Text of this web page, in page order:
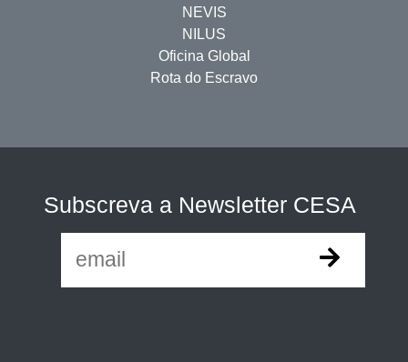
NEVIS
NILUS
Oficina Global
Rota do Escravo
Subscreva a Newsletter CESA